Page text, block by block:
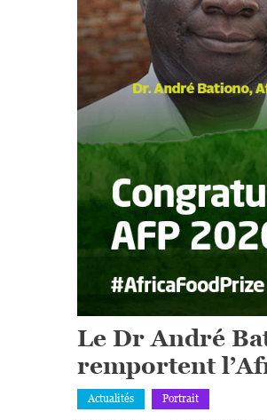
Le Dr André
remportent
Actualités Portrait